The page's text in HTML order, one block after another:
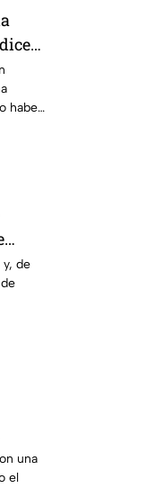
haber
de
una
el